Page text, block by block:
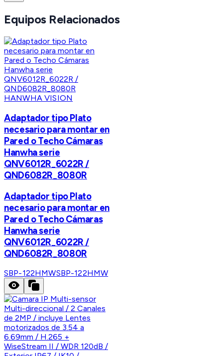
Equipos Relacionados
HANWHA VISION
Adaptador tipo Plato
necesario para montar en
Pared o Techo Cámaras
Hanwha serie
QNV6012R_6022R /
QND6082R_8080R
Adaptador tipo Plato
necesario para montar en
Pared o Techo Cámaras
Hanwha serie
QNV6012R_6022R /
QND6082R_8080R
SBP-122HMWSBP-122HMW